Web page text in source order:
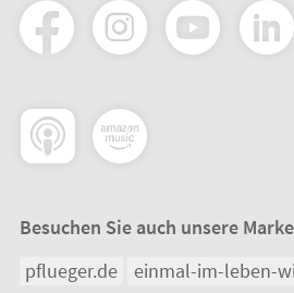
Besuchen Sie auch unsere
pflueger.de
einmal-im-leben-